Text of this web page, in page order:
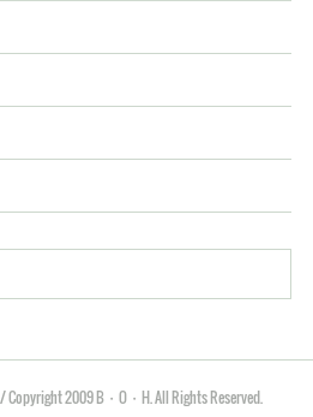
2009 B・O・H. All Rights Reserved.